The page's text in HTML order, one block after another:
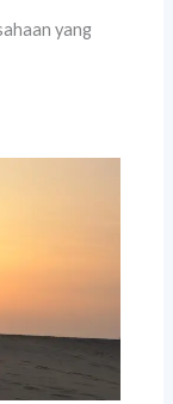
yang